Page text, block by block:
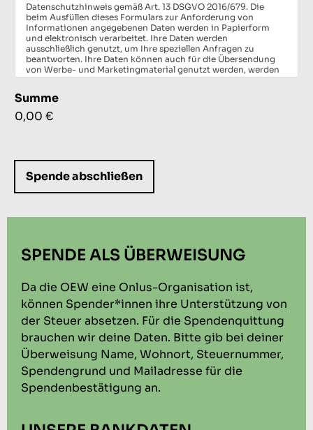
Datenschutzhinweis gemäß Art. 13 DSGVO 2016/679. Die
beim Ausfüllen dieses Formulars zur Anforderung von
Informationen angegebenen Daten werden in Papierform
und elektronisch verarbeitet. Ihre Daten werden
ausschließlich genutzt, um Ihre speziellen Anfragen zu
beantworten. Ihre Daten können auch für die Übersendung
von Werbe- und Marketingmaterial genutzt werden, werden
jedoch weder veröffentlicht noch an Dritte weitergegeben.
die Sie sich wenden können, um Ihre Rechte geltend zu
machen. Zu diesen gehören u. a. das Recht auf Zugang zu den
Daten und das Recht darauf, deren Ergänzung, Berichtigung
Summe
0,00 €
Spende abschließen
SPENDE ALS ÜBERWEISUNG
Da die OEW eine Onlus-Organisation ist,
können Spender*innen ihre Unterstützung von
der Steuer absetzen. Für die Spendenquittung
brauchen wir deine Daten. Bitte gib bei deiner
Überweisung Name, Wohnort, Steuernummer,
Spendengrund und Mailadresse für die
Spendenbestätigung an.